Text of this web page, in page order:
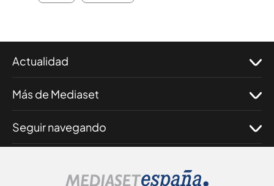
Actualidad
Más de Mediaset
Seguir navegando